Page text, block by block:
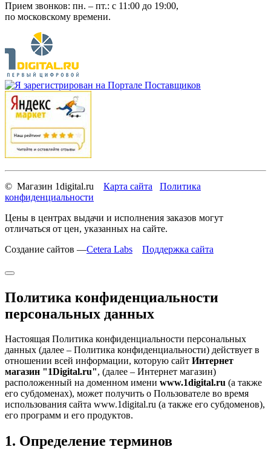
Прием звонков: пн. – пт.: c 11:00 до 19:00,
по московскому времени.
© Магазин 1digital.ru Карта сайта
Политика
конфиденциальности
Цены в центрах выдачи и исполнения заказов могут
отличаться от цен, указанных на сайте.
Создание сайтов —Cetera Labs Поддержка сайта
Политика конфиденциальности
персональных данных
Настоящая Политика конфиденциальности персональных
данных (далее – Политика конфиденциальности) действует в
отношении всей информации, которую сайт Интернет
магазин "1Digital.ru", (далее – Интернет магазин)
расположенный на доменном имени www.1digital.ru (а также
его субдоменах), может получить о Пользователе во время
использования сайта www.1digital.ru (а также его субдоменов),
его программ и его продуктов.
1. Определение терминов